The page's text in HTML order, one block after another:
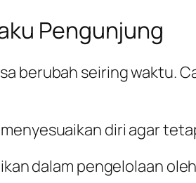
Pengunjung
berubah seiring waktu.
diri agar
dalam pengelolaan